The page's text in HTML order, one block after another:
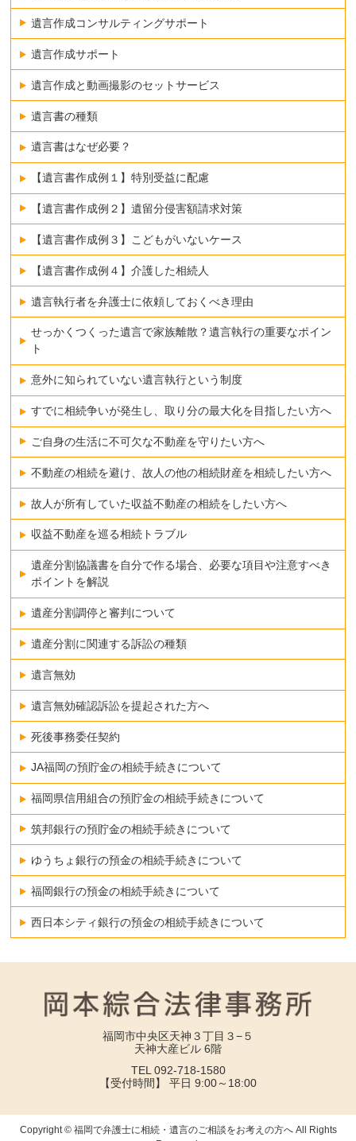
遺言作成コンサルティングサポート
遺言作成サポート
遺言作成と動画撮影のセットサービス
遺言書の種類
遺言書はなぜ必要？
【遺言書作成例１】特別受益に配慮
【遺言書作成例２】遺留分侵害額請求対策
【遺言書作成例３】こどもがいないケース
【遺言書作成例４】介護した相続人
遺言執行者を弁護士に依頼しておくべき理由
せっかくつくった遺言で家族離散？遺言執行の重要なポイン
ト
意外に知られていない遺言執行という制度
すでに相続争いが発生し、取り分の最大化を目指したい方へ
ご自身の生活に不可欠な不動産を守りたい方へ
不動産の相続を避け、故人の他の相続財産を相続したい方へ
故人が所有していた収益不動産の相続をしたい方へ
収益不動産を巡る相続トラブル
遺産分割協議書を自分で作る場合、必要な項目や注意すべき
ポイントを解説
遺産分割調停と審判について
遺産分割に関連する訴訟の種類
遺言無効
遺言無効確認訴訟を提起された方へ
死後事務委任契約
JA福岡の預貯金の相続手続きについて
福岡県信用組合の預貯金の相続手続きについて
筑邦銀行の預貯金の相続手続きについて
ゆうちょ銀行の預金の相続手続きについて
福岡銀行の預金の相続手続きについて
西日本シティ銀行の預金の相続手続きについて
福岡市中央区天神３丁目３−５
天神大産ビル 6階
TEL 092-718-1580
【受付時間】 平日 9:00～18:00
Copyright © 福岡で弁護士に相続・遺言のご相談をお考えの方へ All Rights